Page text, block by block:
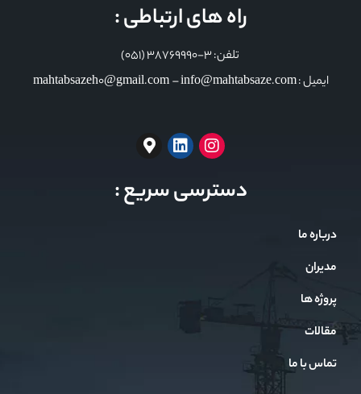
راه های ارتباطی :
تلفن: 3-38769990 (051)
ایمیل : mahtabsazeh0@gmail.com – info@mahtabsaze.com
دسترسی سریع :
درباره ما
مدیران
پروژه ها
مقالات
تماس با ما